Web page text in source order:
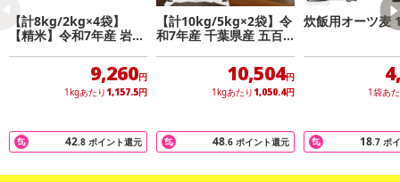
で発生しますので、未開封であっても、虫が発生する場合がござい
ます。
※お申込み後、1~2ヵ月（あるいはそれ以上）経過してから、虫が
いたとのご報告を受けた場合に関しては交換いたしかねますのでご
【計8kg/2kg×4袋】
【精米】令和7年産 岩手
県産ひとめぼれ 無洗米
9,260円
1kgあたり 1,157.5円
42.8 ポイント還元
【計10kg/5kg×2袋】令
和7年産 千葉県産 五百
10,504円
1kgあたり 1,050.4円
48.6 ポイント還元
炊飯用オーツ麦
1袋あ
18.7 ポ